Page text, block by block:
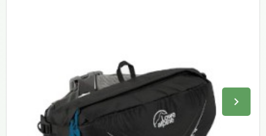
keyboard_arrow_right